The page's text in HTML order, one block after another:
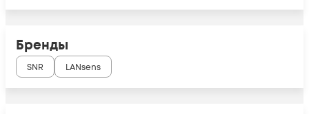
Бренды
SNR LANsens